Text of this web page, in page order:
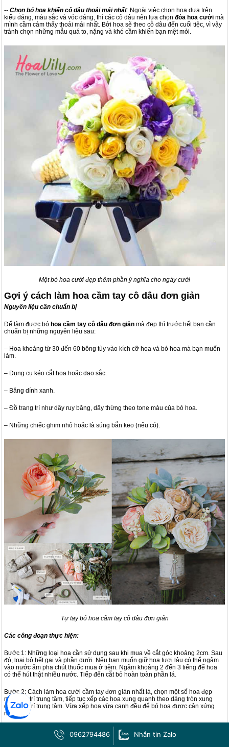
-- Chọn bó hoa khiến cô dâu thoải mái nhất: Ngoài việc chọn hoa dựa trên
kiểu dáng, màu sắc và vóc dáng, thì các cô dâu nên lựa chọn đóa hoa cưới mà
mình cầm cảm thấy thoải mái nhất. Bởi hoa sẽ theo cô dâu đến cuối tiệc, vì vậy
tránh chọn những mẫu quá to, nặng và khó cầm khiến bạn mệt mỏi.
Một bó hoa cưới đẹp thêm phần ý nghĩa cho ngày cưới
Gợi ý cách làm hoa cầm tay cô dâu đơn giản
Nguyên liệu cần chuẩn bị
Để làm được bó hoa cầm tay cô dâu đơn giản mà đẹp thì trước hết bạn cần
chuẩn bị những nguyên liệu sau:
– Hoa khoảng từ 30 đến 60 bông tùy vào kích cỡ hoa và bó hoa mà bạn muốn
làm.
– Dụng cụ kéo cắt hoa hoặc dao sắc.
– Băng dính xanh.
– Đồ trang trí như dây ruy băng, dây thừng theo tone màu của bó hoa.
– Những chiếc ghim nhỏ hoặc là súng bắn keo (nếu có).
Tự tay bó hoa cầm tay cô dâu đơn giản
Các công đoạn thực hiện:
Bước 1: Những loại hoa cần sử dụng sau khi mua về cắt góc khoảng 2cm. Sau
đó, loại bỏ hết gai và phần dưới. Nếu bạn muốn giữ hoa tươi lâu có thể ngâm
vào nước ấm pha chút thuốc mua ở tiệm. Ngâm khoảng 2 đến 3 tiếng để hoa
có thể hút thật nhiều nước. Tiếp đến cắt bỏ hoàn toàn phần lá.
Bước 2: Cách làm hoa cưới cầm tay đơn giản nhất là, chọn một số hoa đẹp
nhất ở vị trí trung tâm, tiếp tục xếp các hoa xung quanh theo dáng tròn xung
quanh vị trí trung tâm. Vừa xếp hoa vừa canh đều để bó hoa được cân xứng
nhất.
Bước 3: Xếp hoa đều như mong muốn. Sau đó, sử dụng băng dính để cố đinh
bó hoa. Với những loại hoa có phần thân khá lớn, để tránh tình trạng khó bó
hoặc bó nhanh rời thì bạn có thể chia hoa ra thành từng cụm nhỏ. Sau đó, cố
0962794486 Nhắn tin Zalo